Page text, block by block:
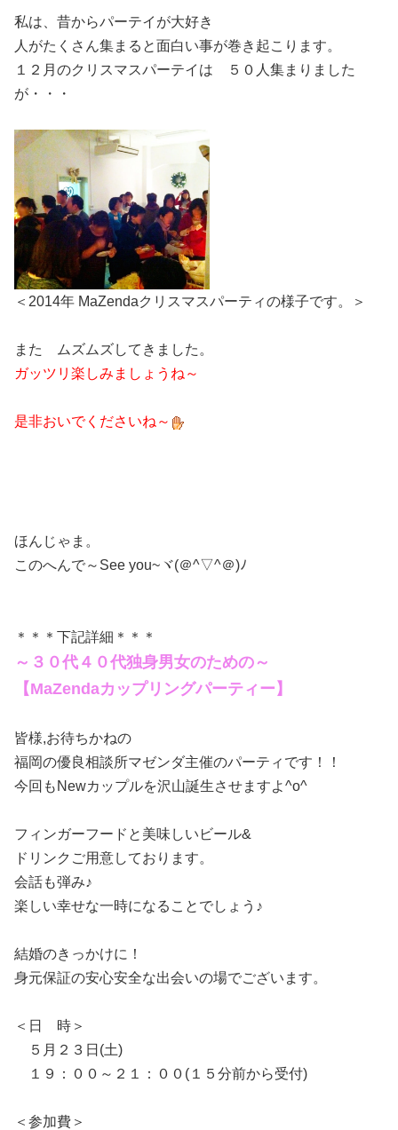
私は、昔からパーテイが大好き
人がたくさん集まると面白い事が巻き起こります。
１２月のクリスマスパーテイは ５０人集まりました
が・・・
＜2014年 MaZendaクリスマスパーティの様子です。＞
また ムズムズしてきました。
ガッツリ楽しみましょうね～
是非おいでくださいね～
ほんじゃま。
このへんで～See you~ヾ(＠^▽^＠)ﾉ
＊＊＊下記詳細＊＊＊
～３０代４０代独身男女のための～
【MaZendaカップリングパーティー】
皆様,お待ちかねの
福岡の優良相談所マゼンダ主催のパーティです！！
今回もNewカップルを沢山誕生させますよ^o^
フィンガーフードと美味しいビール&
ドリンクご用意しております。
会話も弾み♪
楽しい幸せな一時になることでしょう♪
結婚のきっかけに！
身元保証の安心安全な出会いの場でございます。
＜日 時＞
５月２３日(土)
１９：００～２１：００(１５分前から受付)
＜参加費＞